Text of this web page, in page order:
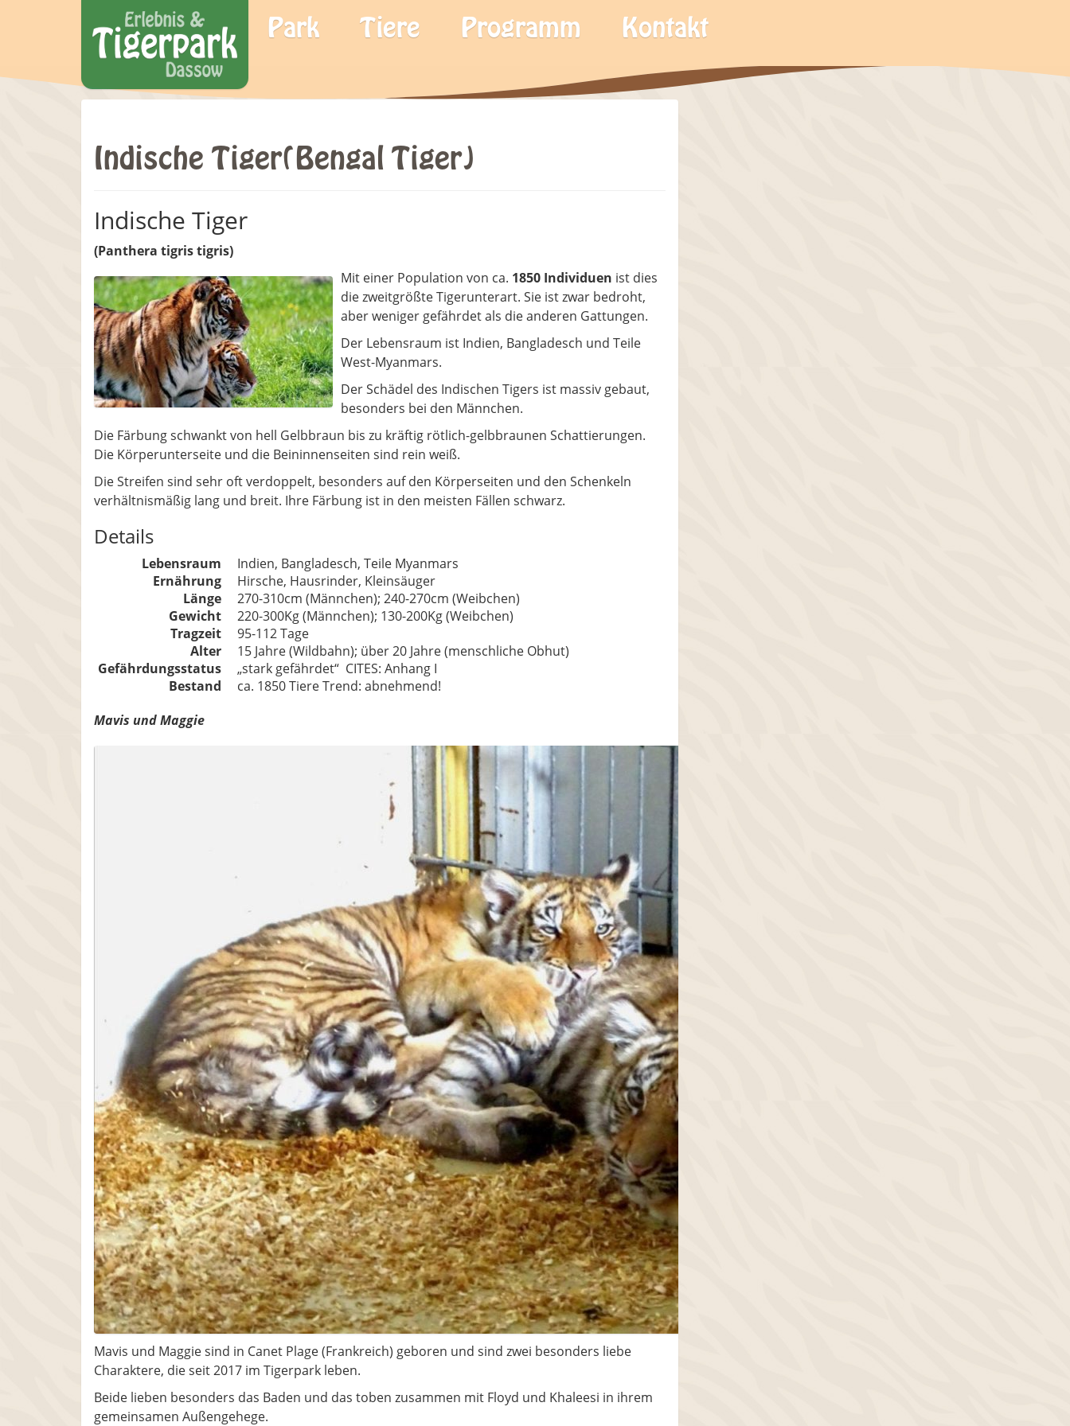
Park Tiere Programm Kontakt
Indische Tiger(Bengal Tiger)
Indische Tiger
(Panthera tigris tigris)
Mit einer Population von ca. 1850 Individuen ist dies
die zweitgrößte Tigerunterart. Sie ist zwar bedroht,
aber weniger gefährdet als die anderen Gattungen.
Der Lebensraum ist Indien, Bangladesch und Teile
West-Myanmars.
Der Schädel des Indischen Tigers ist massiv gebaut,
besonders bei den Männchen.
Die Färbung schwankt von hell Gelbbraun bis zu kräftig rötlich-gelbbraunen Schattierungen.
Die Körperunterseite und die Beininnenseiten sind rein weiß.
Die Streifen sind sehr oft verdoppelt, besonders auf den Körperseiten und den Schenkeln
verhältnismäßig lang und breit. Ihre Färbung ist in den meisten Fällen schwarz.
Details
Lebensraum
Indien, Bangladesch, Teile Myanmars
Ernährung
Hirsche, Hausrinder, Kleinsäuger
Länge
270-310cm (Männchen); 240-270cm (Weibchen)
Gewicht
220-300Kg (Männchen); 130-200Kg (Weibchen)
Tragzeit
95-112 Tage
Alter
15 Jahre (Wildbahn); über 20 Jahre (menschliche Obhut)
Gefährdungsstatus
„stark gefährdet“ CITES: Anhang I
Bestand
ca. 1850 Tiere Trend: abnehmend!
Mavis und Maggie
Mavis und Maggie sind in Canet Plage (Frankreich) geboren und sind zwei besonders liebe
Charaktere, die seit 2017 im Tigerpark leben.
Beide lieben besonders das Baden und das toben zusammen mit Floyd und Khaleesi in ihrem
gemeinsamen Außengehege.